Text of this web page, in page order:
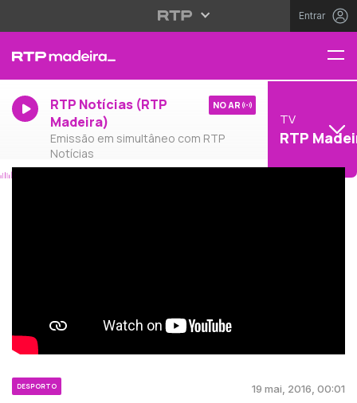
Entrar
RTP Notícias (RTP
Madeira)
Emissão em simultâneo com RTP
Notícias
NO AR
TV
RTP
DESPORTO 19 mai, 2016, 00:01